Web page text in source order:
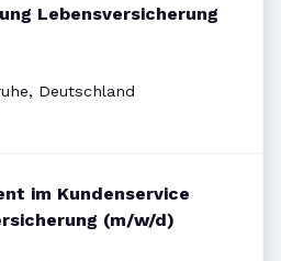
Lebensversicherung
Deutschland
im Kundenservice
(m/w/d)